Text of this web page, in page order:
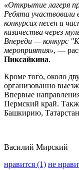
«Открытие лагеря
Ребята участвовали
конкурсах песен и
казачества через
Впереди — конкурс
мероприятия», —
Пиксайкина.
Кроме того, около
организованно
Впервые
Пермский край.
Башкирию,
Василий Мирский
нравится (1) не